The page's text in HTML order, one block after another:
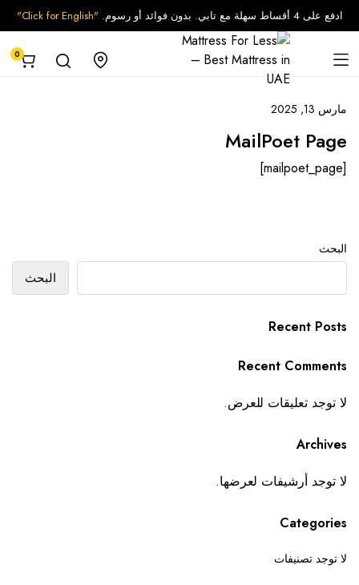
ادفع على 4 أقساط سهلة مع تابي. بدون فوائد أو رسوم. "Click for English"
0
مارس 13, 2025
MailPoet Page
[mailpoet_page]
البحث
البحث
Recent Posts
Recent Comments
لا توجد تعليقات للعرض.
Archives
لا توجد أرشيفات لعرضها.
Categories
لا توجد تصنيفات